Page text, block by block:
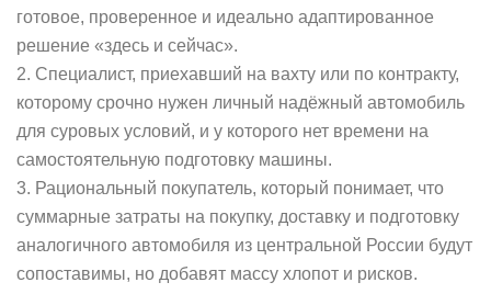
готовое, проверенное и идеально адаптированное
решение «здесь и сейчас».
2. Специалист, приехавший на вахту или по контракту,
которому срочно нужен личный надёжный автомобиль
для суровых условий, и у которого нет времени на
самостоятельную подготовку машины.
3. Рациональный покупатель, который понимает, что
суммарные затраты на покупку, доставку и подготовку
аналогичного автомобиля из центральной России будут
сопоставимы, но добавят массу хлопот и рисков.